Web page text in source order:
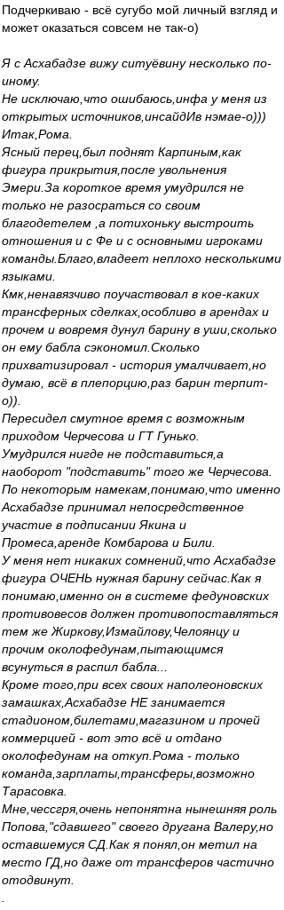
Подчеркиваю - всё сугубо мой личный взгляд и
может оказаться совсем не так-о)
Я с Асхабадзе вижу ситуёвину несколько по-
иному.
Не исключаю,что ошибаюсь,инфа у меня из
открытых источников,инсайдИв нэмае-о)))
Итак,Рома.
Ясный перец,был поднят Карпиным,как
фигура прикрытия,после увольнения
Эмери.За короткое время умудрился не
только не разосраться со своим
благодетелем ,а потихоньку выстроить
отношения и с Фе и с основными игроками
команды.Благо,владеет неплохо несколькими
языками.
Кмк,ненавязчиво поучаствовал в кое-каких
трансферных сделках,особливо в арендах и
прочем и вовремя дунул барину в уши,сколько
он ему бабла сэкономил.Сколько
прихватизировал - история умалчивает,но
думаю, всё в плепорцию,раз барин терпит-
о)).
Пересидел смутное время с возможным
приходом Черчесова и ГТ Гунько.
Умудрился нигде не подставиться,а
наоборот "подставить" того же Черчесова.
По некоторым намекам,понимаю,что именно
Асхабадзе принимал непосредственное
участие в подписании Якина и
Промеса,аренде Комбарова и Били.
У меня нет никаких сомнений,что Асхабадзе
фигура ОЧЕНЬ нужная барину сейчас.Как я
понимаю,именно он в системе федуновских
противовесов должен противопоставляться
тем же Жиркову,Измайлову,Челоянцу и
прочим околофедунам,пытающимся
всунуться в распил бабла...
Кроме того,при всех своих наполеоновских
замашках,Асхабадзе НЕ занимается
стадионом,билетами,магазином и прочей
коммерцией - вот это всё и отдано
околофедунам на откуп.Рома - только
команда,зарплаты,трансферы,возможно
Тарасовка.
Мне,чессгря,очень непонятна нынешняя роль
Попова,"сдавшего" своего другана Валеру,но
оставшемуся СД.Как я понял,он метил на
место ГД,но даже от трансферов частично
отодвинут.